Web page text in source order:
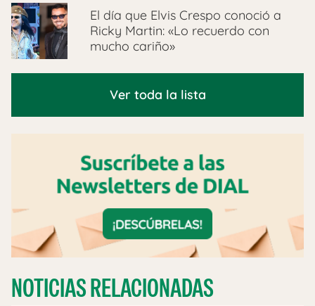
El día que Elvis Crespo conoció a
Ricky Martin: «Lo recuerdo con
mucho cariño»
Ver toda la lista
NOTICIAS RELACIONADAS